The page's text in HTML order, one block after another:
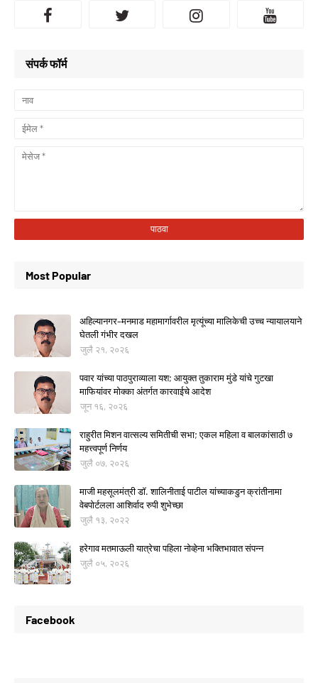
संपर्क फॉर्म
Most Popular
अहिल्यानगर–मनमाड महामार्गावरील मृत्यूंच्या मालिकेची उच्च न्यायालयाने
घेतली गंभीर दखल
जुलै २१, २०२६
पवार यांच्या पाठपुराव्याला यश; आयुक्त तुकाराम मुंडे यांचे गुटखा
माफियांवर मोक्का अंतर्गत कारवाईचे आदेश
जून १६, २०२६
राहुरीत मिशन वात्सल्य समितीची सभा; एकल महिला व बालकांसाठी ७
महत्त्वपूर्ण निर्णय
जुलै ०७, २०२६
माजी महसूलमंत्री डॉ. शालिनीताई पाटील यांच्याकडुन क्रांतीनामा
वेबपोर्टलला आशिर्वाद रुपी शुभेच्छा
जुलै १३, २०२२
हरेगाव मतमाऊली यात्रेचा पहिला नोव्हेना भक्तिभावात संपन्न
जुलै ०५, २०२६
Facebook